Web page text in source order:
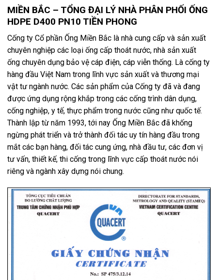
MIỀN BẮC – TỔNG ĐẠI LÝ NHÀ PHÂN PHỐI ỐNG
HDPE D400 PN10 TIỀN PHONG
Cống ty Cổ phần Ống Miền Bắc là nhà cung cấp và sản xuất
chuyên nghiệp các loại ống cấp thoát nước, nhà sản xuất
ống chuyên dụng bảo vệ cáp điện, cáp viễn thống. Là cống ty
hàng đầu Việt Nam trong lĩnh vực sản xuất và thương mại
vật tư ngành nước. Các sản phẩm của Cống ty đã và đang
được ứng dụng rộng khắp trong các cống trình dân dụng,
cống nghiệp, y tế, thực phẩm trong nước cũng như quốc tế.
Thành lập từ năm 1993, tới nay Ống Miền Bắc đã khống
ngừng phát triển và trở thành đối tác uy tín hàng đầu trong
mắt các bạn hàng, đối tác cung ứng, nhà đầu tư, các đơn vị
tư vấn, thiết kế, thi cống trong lĩnh vực cấp thoát nước nói
riêng và ngành xây dựng nói chung.